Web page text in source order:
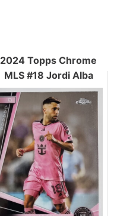
2024 Topps Chrome
MLS #18 Jordi Alba